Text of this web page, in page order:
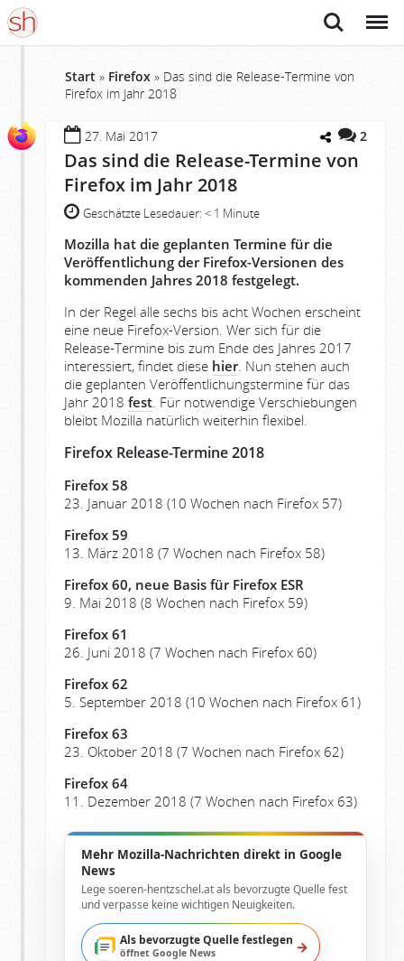
Suche Menü
Start » Firefox » Das sind die Release-Termine von
Firefox im Jahr 2018
27. Mai 2017 2
Das sind die Release-Termine von
Firefox im Jahr 2018
Geschätzte Lesedauer: < 1 Minute
Mozilla hat die geplanten Termine für die
Veröffentlichung der Firefox-Versionen des
kommenden Jahres 2018 festgelegt.
In der Regel alle sechs bis acht Wochen erscheint
eine neue Firefox-Version. Wer sich für die
Release-Termine bis zum Ende des Jahres 2017
interessiert, findet diese hier. Nun stehen auch
die geplanten Veröffentlichungstermine für das
Jahr 2018 fest. Für notwendige Verschiebungen
bleibt Mozilla natürlich weiterhin flexibel.
Firefox Release-Termine 2018
Firefox 58
23. Januar 2018 (10 Wochen nach Firefox 57)
Firefox 59
13. März 2018 (7 Wochen nach Firefox 58)
Firefox 60, neue Basis für Firefox ESR
9. Mai 2018 (8 Wochen nach Firefox 59)
Firefox 61
26. Juni 2018 (7 Wochen nach Firefox 60)
Firefox 62
5. September 2018 (10 Wochen nach Firefox 61)
Firefox 63
23. Oktober 2018 (7 Wochen nach Firefox 62)
Firefox 64
11. Dezember 2018 (7 Wochen nach Firefox 63)
Mehr Mozilla-Nachrichten direkt in Google
News
Lege soeren-hentzschel.at als bevorzugte Quelle fest
und verpasse keine wichtigen Neuigkeiten.
Als bevorzugte Quelle festlegen
öffnet Google News →